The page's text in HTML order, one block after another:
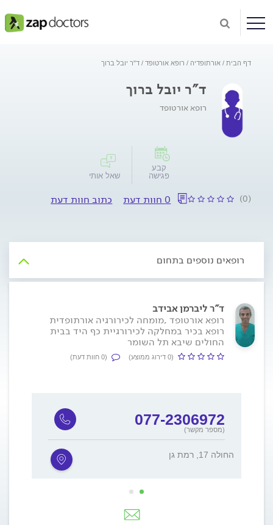
דף הבית אורתופדיה רופא אורטופד ד"ר יובל ברוך
ד"ר יובל ברוך
רופא אורטופד
קבע
פגישה
שאל אותי
(0) 0 חוות דעת כתוב חוות דעת
רופאים נוספים בתחום
ד"ר ליברמן אבידב
רופא אורטופד ,מומחה לכירורגיה אורתופדית
רופא בכיר במחלקה לכירורגיית כף היד בבית
החולים שיבא תל השומר
(0 דירוג ממוצע) (0 חוות דעת)
077-2306972
(מספר מקשר)
החולה 17, רמת גן